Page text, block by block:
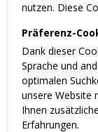
nutzen. Diese
Präferenz-
Dank dieser
Sprache und
optimalen
unsere Website
Ihnen
Erfahrungen.